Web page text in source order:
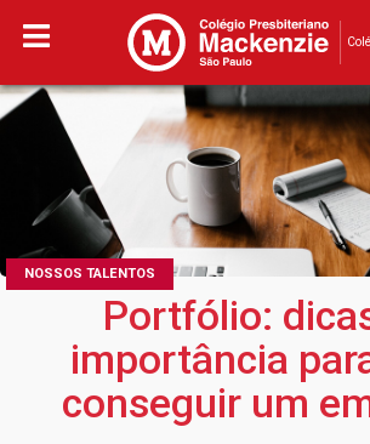
NOSSOS TALENTOS
Portfólio:
importância
conseguir um